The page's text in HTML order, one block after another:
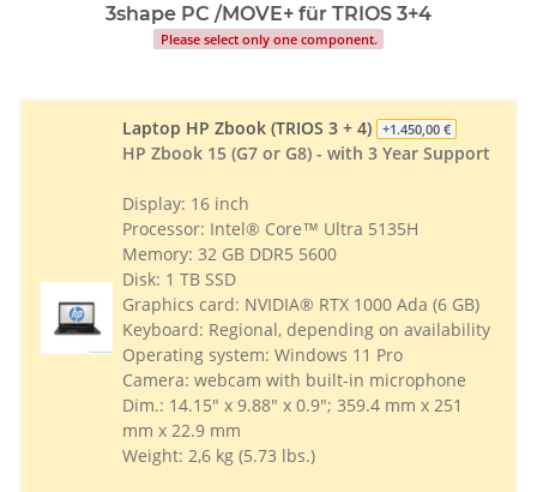
3shape PC /MOVE+ für TRIOS 3+4
Please select only one component.
Laptop HP Zbook (TRIOS 3 + 4) +1.450,00 €
HP Zbook 15 (G7 or G8) - with 3 Year Support
Display: 16 inch
Processor: Intel® Core™ Ultra 5135H
Memory: 32 GB DDR5 5600
Disk: 1 TB SSD
Graphics card: NVIDIA® RTX 1000 Ada (6 GB)
Keyboard: Regional, depending on availability
Operating system: Windows 11 Pro
Camera: webcam with built-in microphone
Dim.: 14.15" x 9.88" x 0.9"; 359.4 mm x 251
mm x 22.9 mm
Weight: 2,6 kg (5.73 lbs.)